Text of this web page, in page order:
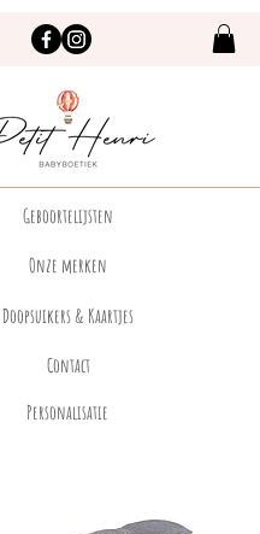
Geboortelijsten
Onze merken
Doopsuikers & Kaartjes
Contact
Personalisatie